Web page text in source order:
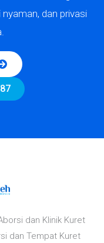
dan privasi
dan Klinik Kuret
dan Tempat Kuret